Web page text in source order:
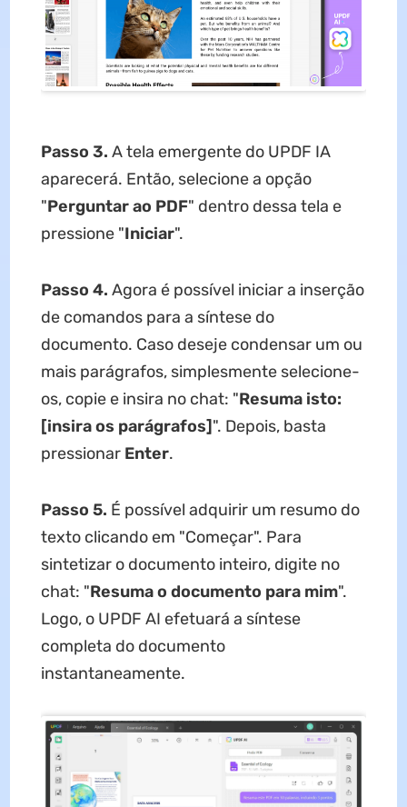
Passo 3. A tela emergente do UPDF IA
aparecerá. Então, selecione a opção
"Perguntarao PDF" dentro dessa tela e
pressione "Iniciar".
Passo 4. Agora é possível iniciar a inserção
de comandos para a síntese do
documento. Caso deseje condensar um ou
mais parágrafos, simplesmente selecione-
os, copie e insira no chat: "Resuma isto:
[insira os parágrafos] ". Depois, basta
pressionar Enter.
Passo 5. É possível adquirir um resumo do
texto clicando em "Começar". Para
sintetizar o documento inteiro, digite no
chat: "Resuma o documento para mim".
Logo, o UPDF AI efetuará a síntese
completa do documento
instantaneamente.